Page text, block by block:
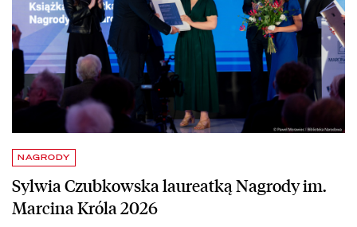
NAGRODY
Sylwia Czubkowska laureatką Nagrody im.
Marcina Króla 2026